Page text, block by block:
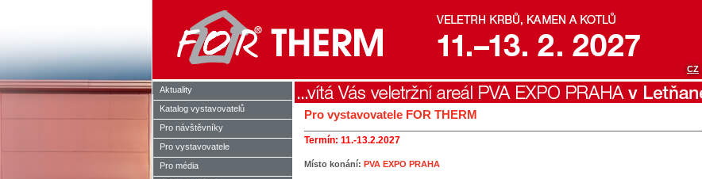
CZ
Aktuality
Katalog vystavovatelů
Pro návštěvníky
Pro vystavovatele
Pro média
Pro vystavovatele FOR THERM
Termín: 11.-13.2.2027
Místo konání: PVA EXPO PRAHA